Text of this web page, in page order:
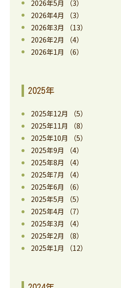
2026年5月
（3）
2026年4月
（3）
2026年3月
（13）
2026年2月
（4）
2026年1月
（6）
2025年
2025年12月
（5）
2025年11月
（8）
2025年10月
（5）
2025年9月
（4）
2025年8月
（4）
2025年7月
（4）
2025年6月
（6）
2025年5月
（5）
2025年4月
（7）
2025年3月
（4）
2025年2月
（8）
2025年1月
（12）